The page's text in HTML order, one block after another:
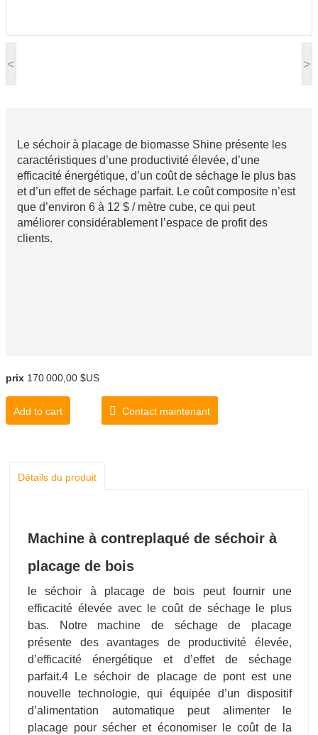
< >
Le séchoir à placage de biomasse Shine présente les
caractéristiques d’une productivité élevée, d’une
efficacité énergétique, d’un coût de séchage le plus bas
et d’un effet de séchage parfait. Le coût composite n’est
que d’environ 6 à 12 $ / mètre cube, ce qui peut
améliorer considérablement l’espace de profit des
clients.
prix 170 000,00 $US
Add to cart Contact maintenant
Détails du produit
Machine à contreplaqué de séchoir à
placage de bois
le séchoir à placage de bois peut fournir une
efficacité élevée avec le coût de séchage le plus
bas. Notre machine de séchage de placage
présente des avantages de productivité élevée,
d’efficacité énergétique et d’effet de séchage
parfait.4 Le séchoir de placage de pont est une
nouvelle technologie, qui équipée d’un dispositif
d’alimentation automatique peut alimenter le
placage pour sécher et économiser le coût de la